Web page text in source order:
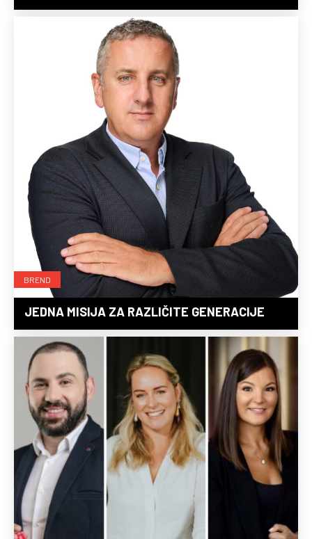
BREND
JEDNA MISIJA ZA RAZLIČITE GENERACIJE